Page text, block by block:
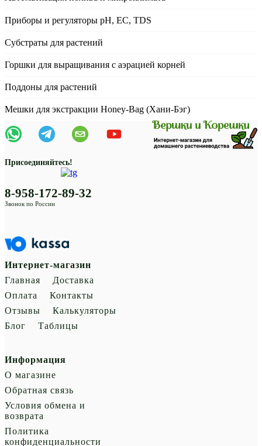
Приборы и регуляторы рН, EC, TDS
Субстраты для растений
Горшки для выращивания с аэрацией корней
Поддоны для растений
Мешки для экстракции Honey-Bag (Хани-Бэг)
Интернет-магазин
Главная
Доставка
Оплата
Контакты
Отзывы
Калькуляторы
Блог
Таблицы
Информация
О магазине
Обратная связь
Условия обмена и
возврата
Политика
конфиденциальности
Присоединяйтесь!
8-958-172-89-32
Звонок по России